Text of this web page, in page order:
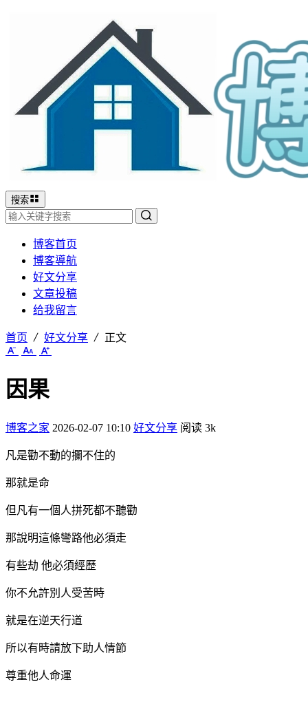
搜索
博客首页
博客導航
好文分享
文章投稿
给我留言
首页 好文分享 正文
因果
博客之家 2026-02-07 10:10 好文分享 阅读 3k
凡是勸不動的攔不住的
那就是命
但凡有一個人拼死都不聽勸
那說明這條彎路他必須走
有些劫 他必須經歷
你不允許別人受苦時
就是在逆天行道
所以有時請放下助人情節
尊重他人命運